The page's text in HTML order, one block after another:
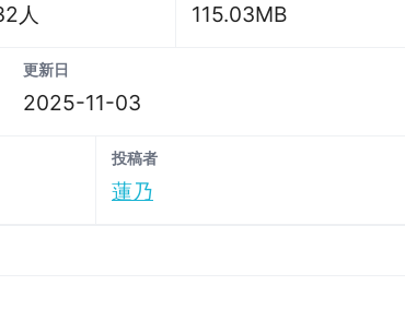
人 115.03MB
更新日
2025-11-03
投稿者
蓮乃